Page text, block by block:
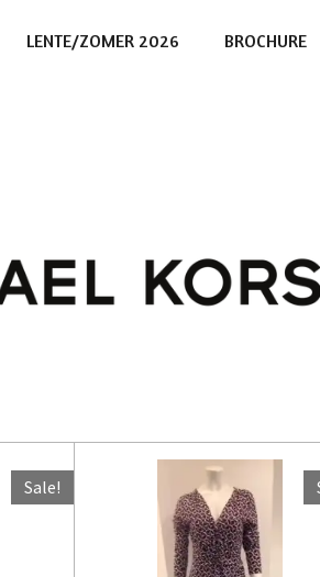
LENTE/ZOMER 2026 BROCHURE
Sale!